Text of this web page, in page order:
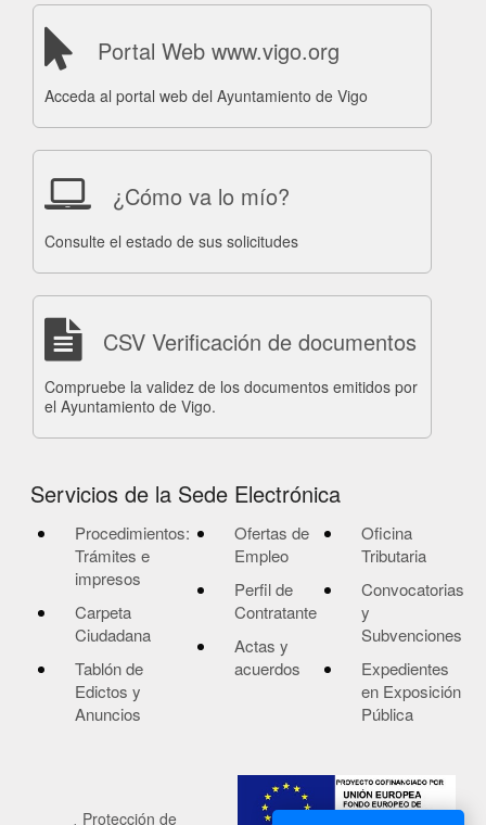
Portal Web www.vigo.org
Acceda al portal web del Ayuntamiento de Vigo
¿Cómo va lo mío?
Consulte el estado de sus solicitudes
CSV Verificación de documentos
Compruebe la validez de los documentos emitidos por
el Ayuntamiento de Vigo.
Servicios de la Sede Electrónica
Procedimientos:
Trámites e
impresos
Carpeta
Ciudadana
Tablón de
Edictos y
Anuncios
Ofertas de
Empleo
Perfil de
Contratante
Actas y
acuerdos
Oficina
Tributaria
Convocatorias
y
Subvenciones
Expedientes
en Exposición
Pública
Protección de